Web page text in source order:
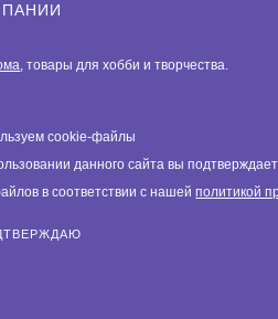
, товары для хобби и творчества.
cookie-файлы
данного сайта вы
в соответствии с нашейполитикой